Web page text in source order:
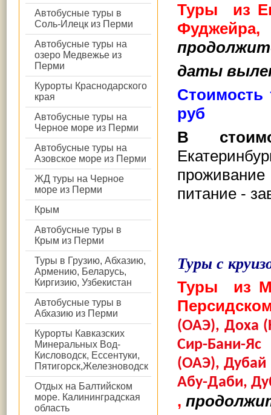
Автобусные туры в
Соль-Илецк из Перми
Автобусные туры на
озеро Медвежье из
Перми
Курорты Краснодарского
края
Автобусные туры на
Черное море из Перми
Автобусные туры на
Азовское море из Перми
ЖД туры на Черное
море из Перми
Крым
Автобусные туры в
Крым из Перми
Туры в Грузию, Абхазию,
Армению, Беларусь,
Киргизию, Узбекистан
Автобусные туры в
Абхазию из Перми
Курорты Кавказских
Минеральных Вод-
Кисловодск, Ессентуки,
Пятигорск,Железноводск
Отдых на Балтийском
море. Калининградская
область
Туры
из
даты
Стоимость
руб
В
питание -
Туры с
Туры
из
(ОАЭ), Доха
Сир-Бани-
(ОАЭ), Дубай
Абу-Даби,
,